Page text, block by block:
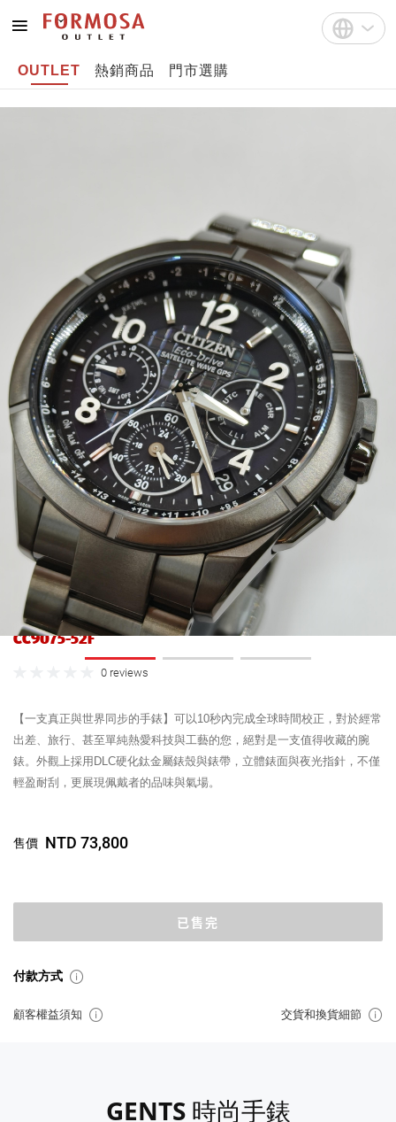
註冊
OUTLET 熱銷商品 門市選購
CITIZEN 星辰
GENTS 時尚手錶
CC9075-52F
0 reviews
【一支真正與世界同步的手錶】可以10秒內完成全球時間校正，對於經常
出差、旅行、甚至單純熱愛科技與工藝的您，絕對是一支值得收藏的腕
錶。外觀上採用DLC硬化鈦金屬錶殼與錶帶，立體錶面與夜光指針，不僅
輕盈耐刮，更展現佩戴者的品味與氣場。
售價 NTD 73,800
付款方式
已售完
顧客權益須知 交貨和換貨細節
GENTS 時尚手錶